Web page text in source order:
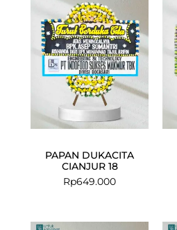
PAPAN DUKACITA
CIANJUR 18
Rp649.000